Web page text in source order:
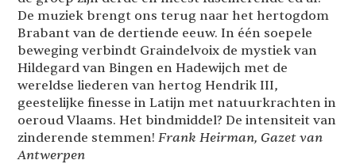
De muziek brengt ons terug naar het hertogdom
Brabant van de dertiende eeuw. In één soepele
beweging verbindt Graindelvoix de mystiek van
Hildegard van Bingen en Hadewijch met de
wereldse liederen van hertog Hendrik III,
geestelijke finesse in Latijn met natuurkrachten in
oeroud Vlaams. Het bindmiddel? De intensiteit van
zinderende stemmen!Frank Heirman, Gazet van
Antwerpen